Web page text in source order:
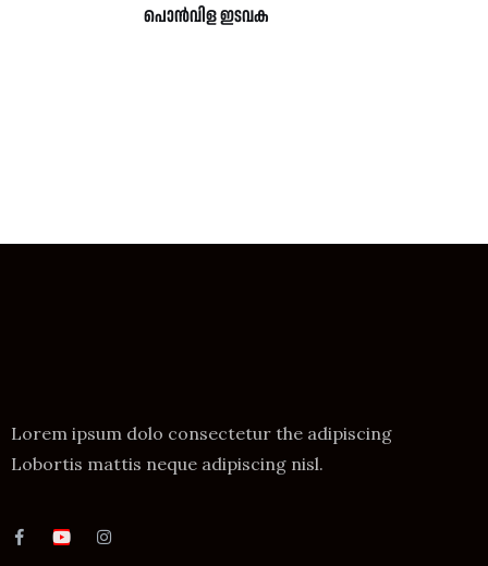
പൊൻവിള ഇടവക
Lorem ipsum dolo consectetur the adipiscing
Lobortis mattis neque adipiscing nisl.